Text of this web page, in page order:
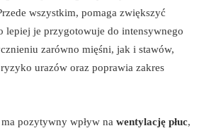
wszystkim, pomaga zwiększyć
lepiej je przygotowuje do intensywnego
zarówno mięśni, jak i stawów,
urazów oraz poprawia zakres
pozytywny wpływ na wentylację płuc,